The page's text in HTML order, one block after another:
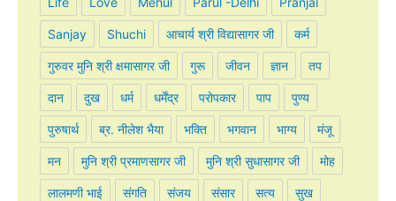
Sanjay Shuchi आचार्य श्री विद्यासागर जी कर्म
गुरुवर मुनि श्री क्षमासागर जी गुरू जीवन ज्ञान तप
दान दुख धर्म धर्मेंद्र परोपकार पाप पुण्य
पुरुषार्थ ब्र. नीलेश भैया भक्ति भगवान भाग्य मंजू
मन मुनि श्री प्रमाणसागर जी मुनि श्री सुधासागर जी मोह
लालमणी भाई संगति संजय संसार सत्य सुख